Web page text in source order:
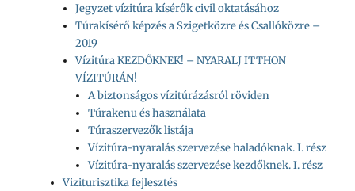
Jegyzet vízitúra kísérők civil oktatásához
Túrakísérő képzés a Szigetközre és Csallóközre –
2019
Vízitúra KEZDŐKNEK! – NYARALJ ITTHON
VÍZITÚRÁN!
A biztonságos vízitúrázásról röviden
Túrakenu és használata
Túraszervezők listája
Vízitúra-nyaralás szervezése haladóknak. I. rész
Vízitúra-nyaralás szervezése kezdőknek. I. rész
Viziturisztika fejlesztés